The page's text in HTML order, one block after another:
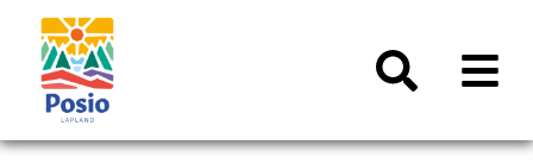
Siirry sisältöön
Kaupungin
logo
AVAA